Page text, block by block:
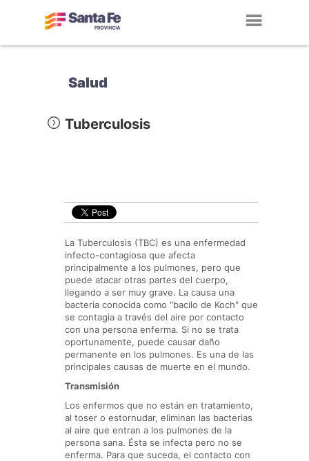
Salud
Tuberculosis
La Tuberculosis (TBC) es una enfermedad
infecto-contagiosa que afecta
principalmente a los pulmones, pero que
puede atacar otras partes del cuerpo,
llegando a ser muy grave. La causa una
bacteria conocida como "bacilo de Koch" que
se contagia a través del aire por contacto
con una persona enferma. Si no se trata
oportunamente, puede causar daño
permanente en los pulmones. Es una de las
principales causas de muerte en el mundo.
Transmisión
Los enfermos que no están en tratamiento,
al toser o estornudar, eliminan las bacterias
al aire que entran a los pulmones de la
persona sana. Ésta se infecta pero no se
enferma. Para que suceda, el contacto con